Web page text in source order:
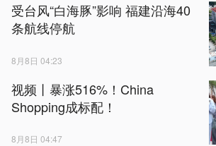
受台风“白海豚”影响 福建沿海40
条航线停航
8月8日 04:23
视频丨暴涨516%！China
Shopping成标配！
8月8日 04:47